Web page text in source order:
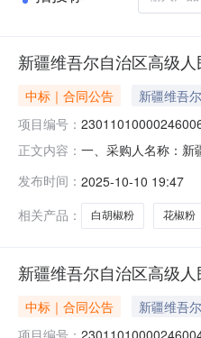
新疆维吾尔自治区高级
中标｜合同公告
新疆维吾
项目编号：
正文内容： 一、采购人名称：新
他畜牧业产品详见附
发布时间： 2025-10-10 19:47
相关产品：
白胡椒粉 花椒粉
新疆维吾尔自治区高级
中标｜合同公告
新疆维吾
项目编号：